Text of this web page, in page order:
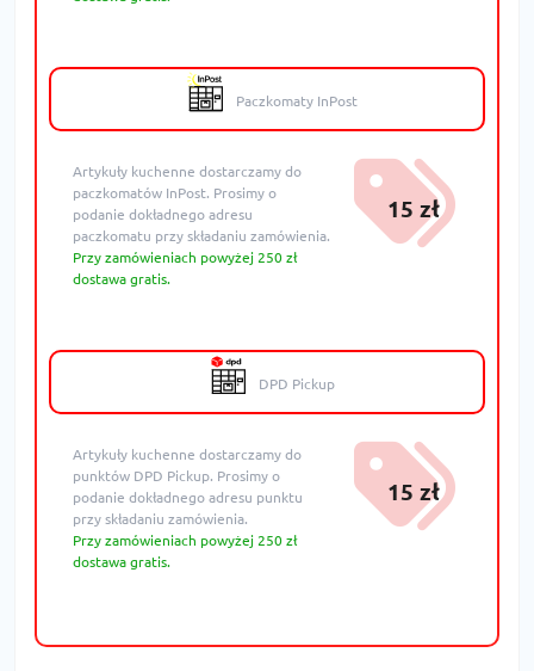
Paczkomaty InPost
Artykuły kuchenne dostarczamy do
paczkomatów InPost. Prosimy o
podanie dokładnego adresu
paczkomatu przy składaniu zamówienia.
Przy zamówieniach powyżej 250 zł
dostawa gratis.
15 zł
DPD Pickup
Artykuły kuchenne dostarczamy do
punktów DPD Pickup. Prosimy o
podanie dokładnego adresu punktu
przy składaniu zamówienia.
Przy zamówieniach powyżej 250 zł
dostawa gratis.
15 zł